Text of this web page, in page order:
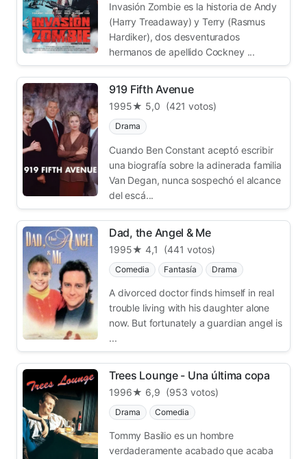
Invasión Zombie es la historia de Andy
(Harry Treadaway) y Terry (Rasmus
Hardiker), dos desventurados
hermanos de apellido Cockney ...
919 Fifth Avenue
1995★ 5,0 (421 votos)
Drama
Cuando Ben Constant aceptó escribir
una biografía sobre la adinerada familia
Van Degan, nunca sospechó el alcance
del escá...
Dad, the Angel & Me
1995★ 4,1 (441 votos)
Comedia Fantasía Drama
A divorced doctor finds himself in real
trouble living with his daughter alone
now. But fortunately a guardian angel is
...
Trees Lounge - Una última copa
1996★ 6,9 (953 votos)
Drama Comedia
Tommy Basilio es un hombre
verdaderamente acabado que acaba